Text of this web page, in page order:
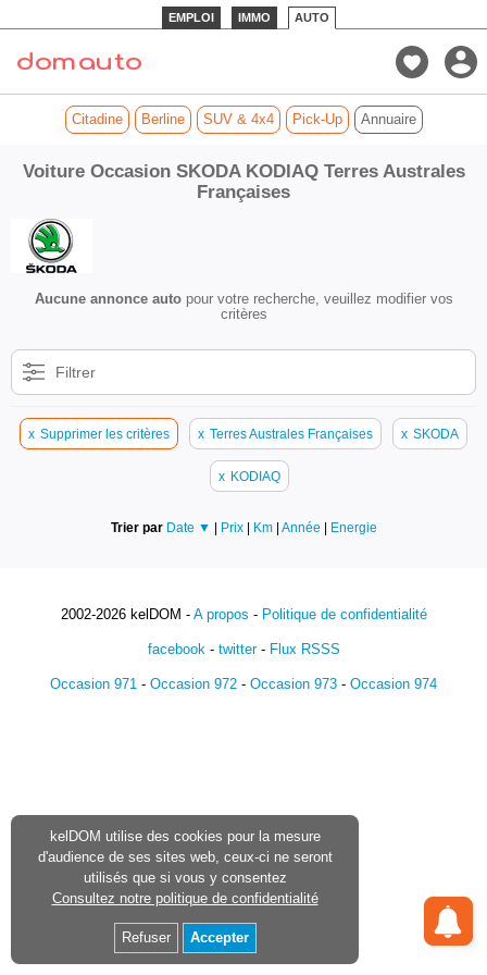
EMPLOI IMMO AUTO
Citadine Berline SUV & 4x4 Pick-Up Annuaire
Voiture Occasion SKODA KODIAQ Terres Australes
Françaises
Aucune annonce autopour votre recherche, veuillez modifier vos
critères
Filtrer
x Supprimer les critères x Terres Australes Françaises x SKODA
x KODIAQ
Trier par Date ▼ | Prix | Km | Année | Energie
2002-2026 kelDOM - A propos - Politique de confidentialité
facebook- twitter- Flux RSSS
Occasion 971 - Occasion 972 - Occasion 973 - Occasion 974
kelDOM utilise des cookies pour la mesure
d'audience de ses sites web, ceux-ci ne seront
utilisés que si vous y consentez
Consultez notre politique de confidentialité
Refuser Accepter